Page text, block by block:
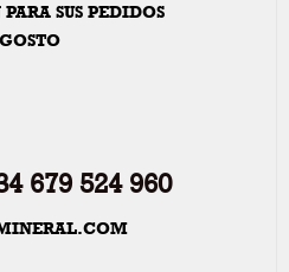
SUS PEDIDOS
679 524 960